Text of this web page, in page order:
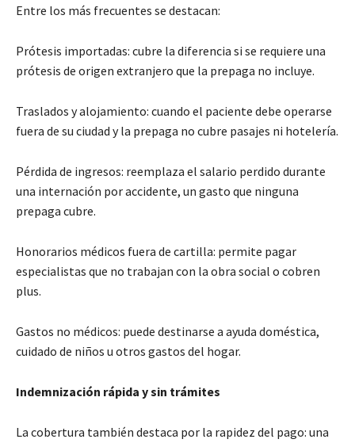
Entre los más frecuentes se destacan:
Prótesis importadas: cubre la diferencia si se requiere una
prótesis de origen extranjero que la prepaga no incluye.
Traslados y alojamiento: cuando el paciente debe operarse
fuera de su ciudad y la prepaga no cubre pasajes ni hotelería.
Pérdida de ingresos: reemplaza el salario perdido durante
una internación por accidente, un gasto que ninguna
prepaga cubre.
Honorarios médicos fuera de cartilla: permite pagar
especialistas que no trabajan con la obra social o cobren
plus.
Gastos no médicos: puede destinarse a ayuda doméstica,
cuidado de niños u otros gastos del hogar.
Indemnización rápida y sin trámites
La cobertura también destaca por la rapidez del pago: una